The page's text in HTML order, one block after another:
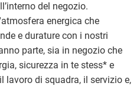
del negozio.
energica che
e durature con i nostri
parte, sia in negozio che
sicurezza in te stess* e
lavoro di squadra, il servizio e,